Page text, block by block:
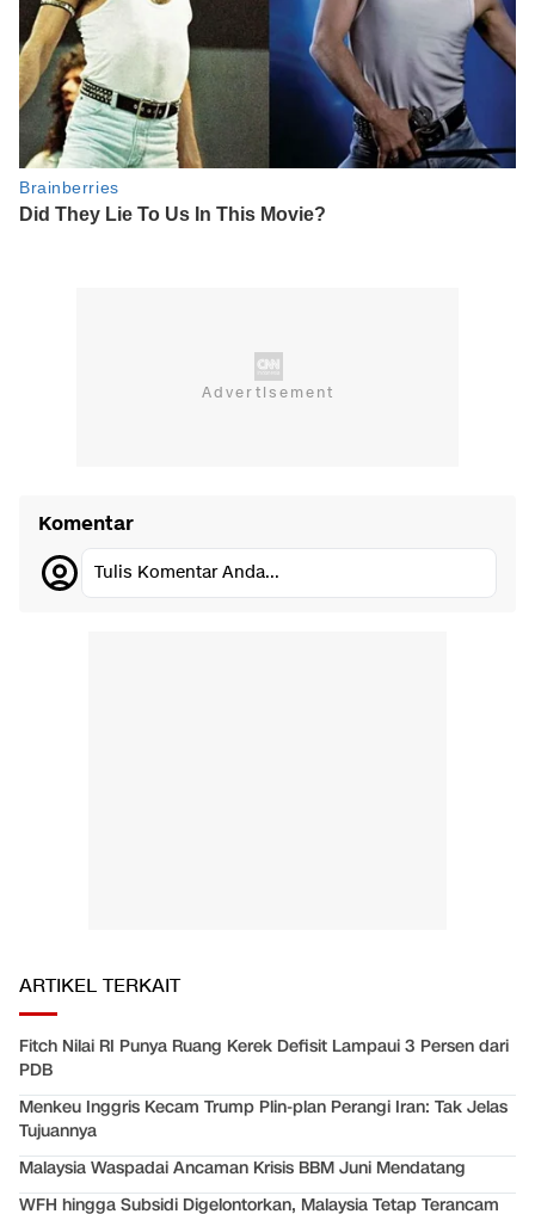
Komentar
Tulis Komentar Anda...
ARTIKEL TERKAIT
Fitch Nilai RI Punya Ruang Kerek Defisit Lampaui 3 Persen dari
PDB
Menkeu Inggris Kecam Trump Plin-plan Perangi Iran: Tak Jelas
Tujuannya
Malaysia Waspadai Ancaman Krisis BBM Juni Mendatang
WFH hingga Subsidi Digelontorkan, Malaysia Tetap Terancam